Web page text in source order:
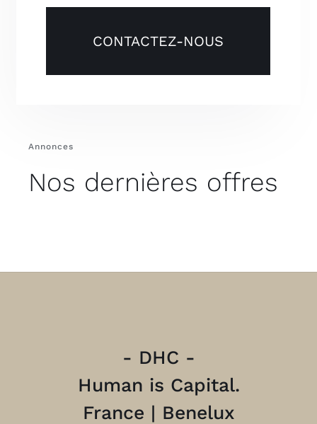
CONTACTEZ-NOUS
Annonces
Nos dernières offres
- DHC -
Human is Capital.
France | Benelux